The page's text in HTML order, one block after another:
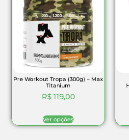
Pre Workout Tropa (300g) – Max
Titanium
R$119,00
Ver opções